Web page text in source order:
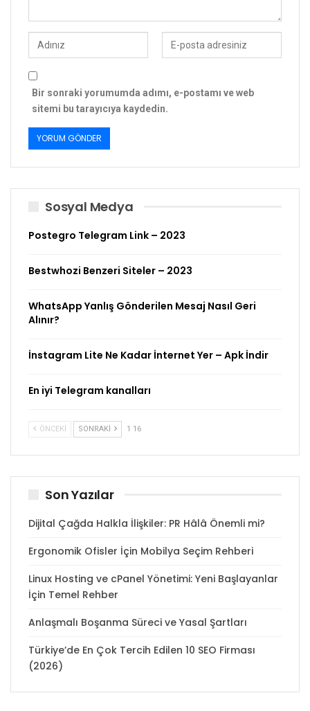
Bir sonraki yorumumda adımı, e-postamı ve web
sitemi bu tarayıcıya kaydedin.
Sosyal Medya
Postegro Telegram Link – 2023
Bestwhozi Benzeri Siteler – 2023
WhatsApp Yanlış Gönderilen Mesaj Nasıl Geri
Alınır?
İnstagram Lite Ne Kadar İnternet Yer – Apk İndir
En iyi Telegram kanalları
ÖNCEKI SONRAKI 1 16
Son Yazılar
Dijital Çağda Halkla İlişkiler: PR Hâlâ Önemli mi?
Ergonomik Ofisler İçin Mobilya Seçim Rehberi
Linux Hosting ve cPanel Yönetimi: Yeni Başlayanlar
İçin Temel Rehber
Anlaşmalı Boşanma Süreci ve Yasal Şartları
Türkiye’de En Çok Tercih Edilen 10 SEO Firması
(2026)